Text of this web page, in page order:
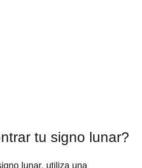
tu signo lunar?
lunar, utiliza una